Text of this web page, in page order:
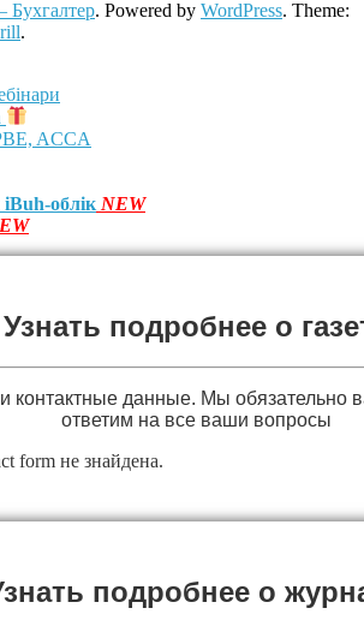
Бухгалтер. Powered by WordPress. Theme:
.
ACCA
облік NEW
Узнать подробнее о
контактные данные. Мы обязательно
ответим на все ваши вопросы
form не знайдена.
подробнее о